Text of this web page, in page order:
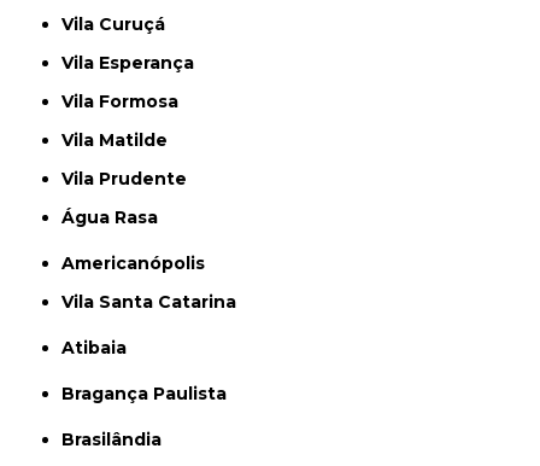
Vila Curuçá
Vila Esperança
Vila Formosa
Vila Matilde
Vila Prudente
Água Rasa
Americanópolis
Vila Santa Catarina
Atibaia
Bragança Paulista
Brasilândia